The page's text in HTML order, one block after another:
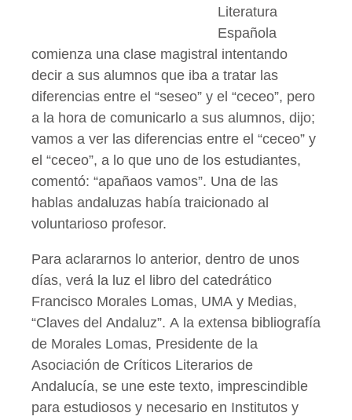
Literatura
Española
comienza una clase magistral intentando
decir a sus alumnos que iba a tratar las
diferencias entre el “seseo” y el “ceceo”, pero
a la hora de comunicarlo a sus alumnos, dijo;
vamos a ver las diferencias entre el “ceceo” y
el “ceceo”, a lo que uno de los estudiantes,
comentó: “apañaos vamos”. Una de las
hablas andaluzas había traicionado al
voluntarioso profesor.
Para aclararnos lo anterior, dentro de unos
días, verá la luz el libro del catedrático
Francisco Morales Lomas, UMA y Medias,
“Claves del Andaluz”. A la extensa bibliografía
de Morales Lomas, Presidente de la
Asociación de Críticos Literarios de
Andalucía, se une este texto, imprescindible
para estudiosos y necesario en Institutos y